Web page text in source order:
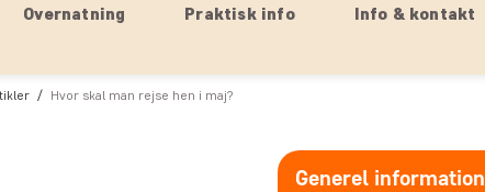
Overnatning Praktisk info Info & kontakt
Hvor skal man rejse hen i maj?
Generel information